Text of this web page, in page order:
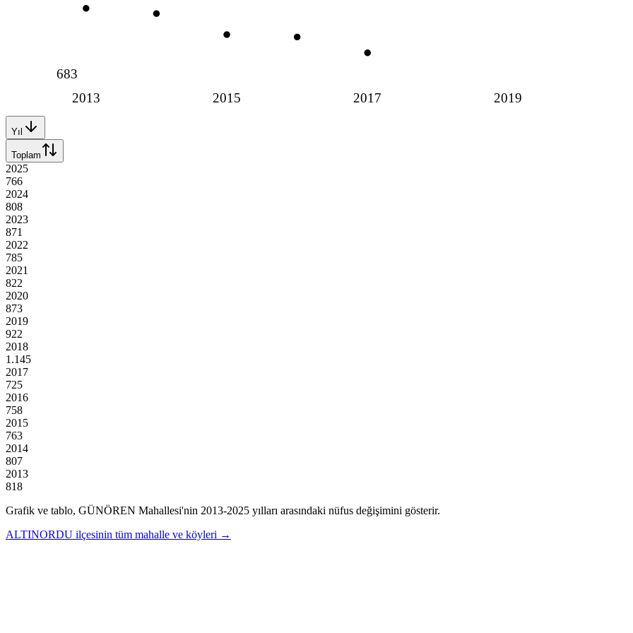
2013 2015 2017 2019
683
Yıl
Toplam
2025
766
2024
808
2023
871
2022
785
2021
822
2020
873
2019
922
2018
1.145
2017
725
2016
758
2015
763
2014
807
2013
818
Grafik ve tablo, GÜNÖREN Mahallesi'nin 2013-2025 yılları arasındaki nüfus değişimini gösterir.
ALTINORDU ilçesinin tüm mahalle ve köyleri →